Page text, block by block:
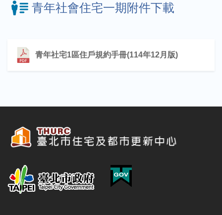
青年社會住宅一期附件下載
青年社宅1區住戶規約手冊(114年12月版)